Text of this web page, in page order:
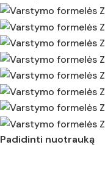
Padidinti nuotrauką